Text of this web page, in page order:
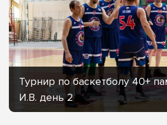
Турнир по баскетболу 40+
И.В. день 2